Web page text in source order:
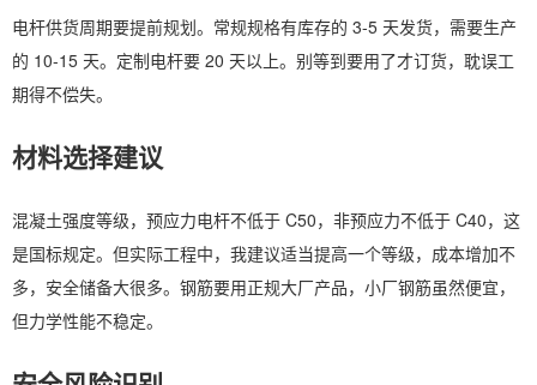
电杆供货周期要提前规划。常规规格有库存的 3-5 天发货，需要生产
的 10-15 天。定制电杆要 20 天以上。别等到要用了才订货，耽误工
期得不偿失。
材料选择建议
混凝土强度等级，预应力电杆不低于 C50，非预应力不低于 C40，这
是国标规定。但实际工程中，我建议适当提高一个等级，成本增加不
多，安全储备大很多。钢筋要用正规大厂产品，小厂钢筋虽然便宜，
但力学性能不稳定。